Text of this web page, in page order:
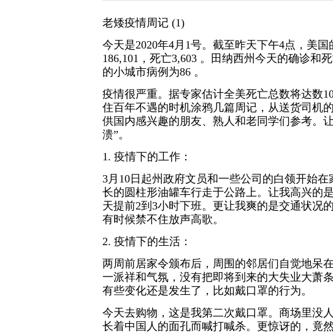
老矮疫情周记 (1)
今天是2020年4月1号。截至昨天下午4点，美
186,101，死亡3,603 。田纳西州今天的确诊和
的小城市病例为86 。
疫情很严重。据专家估计全美死亡总数将达数
住百年不遇的时机涂鸦几篇周记，从送货司机
供国内感兴趣的朋友、熟人和老同学们参考。
溃”。
1. 疫情下的工作：
3月10日起州政府文员和一些公司的白领开始
长的圆柱形油罐车行走于公路上。让我高兴的
天提前2到3小时下班。更让我爽的是交通状况
有时候禁不住放声高歌。
2. 疫情下的生活：
两周前居家令颁布后，周围的邻居们自觉地呆
一派祥和气氛，没有把即将到来的大失业大萧
有些变化还是发生了，比如戴口罩的行为。
今天去购物，这是我第二次戴口罩。商场里没
长着中国人的面孔而喊打喊杀。更惊讶的，竟